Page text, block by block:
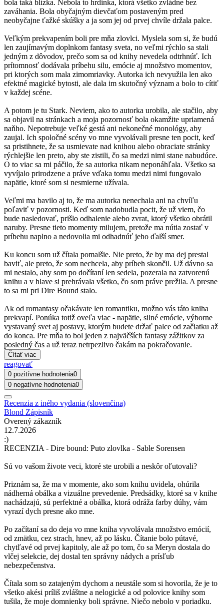
bola taká blízka. Nebola to hrdinka, ktorá všetko zvládne bez
zaváhania. Bola obyčajným dievčaťom postaveným pred
neobyčajne ťažké skúšky a ja som jej od prvej chvíle držala palce.
Veľkým prekvapením boli pre mňa zlovlci. Myslela som si, že budú
len zaujímavým doplnkom fantasy sveta, no veľmi rýchlo sa stali
jedným z dôvodov, prečo som sa od knihy nevedela odtrhnúť. Ich
prítomnosť dodávala príbehu silu, emócie aj množstvo momentov,
pri ktorých som mala zimomriavky. Autorka ich nevyužila len ako
efektné magické bytosti, ale dala im skutočný význam a bolo to cítiť
v každej scéne.
A potom je tu Stark. Neviem, ako to autorka urobila, ale stačilo, aby
sa objavil na stránkach a moja pozornosť bola okamžite upriamená
naňho. Nepotrebuje veľké gestá ani nekonečné monológy, aby
zaujal. Ich spoločné scény vo mne vyvolávali presne ten pocit, keď
sa pristihnete, že sa usmievate nad knihou alebo obraciate stránky
rýchlejšie len preto, aby ste zistili, čo sa medzi nimi stane nabudúce.
O to viac sa mi páčilo, že sa autorka nikam neponáhľala. Všetko sa
vyvíjalo prirodzene a práve vďaka tomu medzi nimi fungovalo
napätie, ktoré som si nesmierne užívala.
Veľmi ma bavilo aj to, že ma autorka nenechala ani na chvíľu
poľaviť v pozornosti. Keď som nadobudla pocit, že už viem, čo
bude nasledovať, prišlo odhalenie alebo zvrat, ktorý všetko obrátil
naruby. Presne tieto momenty milujem, pretože ma nútia zostať v
príbehu naplno a nedovolia mi odhadnúť jeho ďalší smer.
Ku koncu som už čítala pomalšie. Nie preto, že by ma dej prestal
baviť, ale preto, že som nechcela, aby príbeh skončil. Už dávno sa
mi nestalo, aby som po dočítaní len sedela, pozerala na zatvorenú
knihu a v hlave si prehrávala všetko, čo som práve prežila. A presne
to sa mi pri Dire Bound stalo.
Ak od romantasy očakávate len romantiku, možno vás táto kniha
prekvapí. Ponúka totiž oveľa viac - napätie, silné emócie, výborne
vystavaný svet aj postavy, ktorým budete držať palce od začiatku až
do konca. Pre mňa to bol jeden z najväčších fantasy zážitkov za
posledný čas a už teraz netrpezlivo čakám na pokračovanie.
Čítať viac
reagovať
0 pozitívne hodnotenia0
0 negatívne hodnotenia0
Recenzia z iného vydania (slovenčina)
Blond Zápisník
Overený zákazník
12.7.2026
:)
RECENZIA - Dire bound: Puto zlovlka - Sable Sorensen
Sú vo vašom živote veci, ktoré ste urobili a neskôr oľutovali?
Priznám sa, že ma v momente, ako som knihu uvidela, ohúrila
nádherná obálka a vizuálne prevedenie. Predsádky, ktoré sa v knihe
nachádzajú, sú perfektné a obálka, ktorá odráža farby dúhy, vám
vyrazí dych presne ako mne.
Po začítaní sa do deja vo mne kniha vyvolávala množstvo emócií,
od zmätku, cez strach, hnev, až po lásku. Čítanie bolo pútavé,
chytľavé od prvej kapitoly, ale až po tom, čo sa Meryn dostala do
vlčej selekcie, dej dostal ten správny nádych a prísľub
nebezpečenstva.
Čítala som so zatajeným dychom a neustále som si hovorila, že je to
všetko akési príliš zvláštne a nelogické a od polovice knihy som
tušila, že moje domnienky boli správne. Niečo nebolo v poriadku.